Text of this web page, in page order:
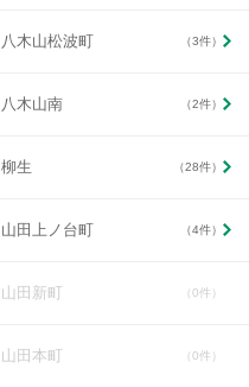
八木山松波町 （3件）
八木山南 （2件）
柳生 （28件）
山田上ノ台町 （4件）
山田新町 （0件）
山田本町 （0件）